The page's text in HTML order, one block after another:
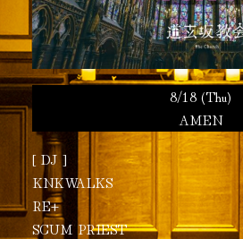
8/18 (Thu)
AMEN
[ DJ ]
KNKWALKS
RE+
SCUM PRIEST